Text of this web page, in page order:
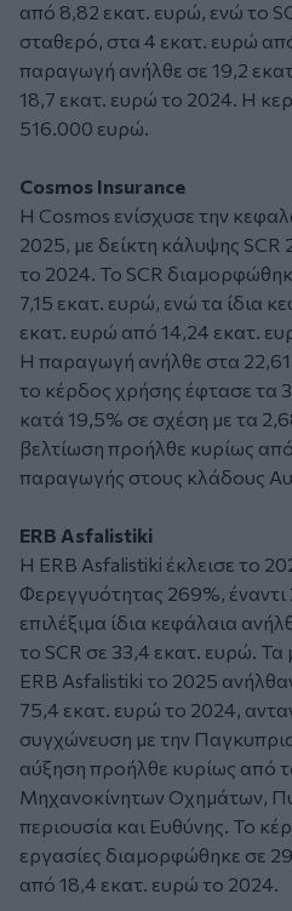
από 8,82 εκατ. ευρώ, ενώ το
σταθερό, στα 4 εκατ. ευρώ
παραγωγή ανήλθε σε 19,2
18,7 εκατ. ευρώ το 2024. Η
516.000 ευρώ.
Cosmos Insurance
Η Cosmos ενίσχυσε την
2025, με δείκτη κάλυψης SCR
το 2024. Το SCR
7,15 εκατ. ευρώ, ενώ τα ίδια
εκατ. ευρώ από 14,24 εκατ.
Η παραγωγή ανήλθε στα
το κέρδος χρήσης έφτασε τα
κατά 19,5% σε σχέση με τα
βελτίωση προήλθε κυρίως
παραγωγής στους κλάδους
ERB Asfalistiki
Η ERB Asfalistiki έκλεισε το
Φερεγγυότητας 269%,
επιλέξιμα ίδια κεφάλαια
το SCR σε 33,4 εκατ. ευρώ. Τα
ERB Asfalistiki το 2025
75,4 εκατ. ευρώ το 2024,
συγχώνευση με την
αύξηση προήλθε κυρίως από
Μηχανοκίνητων Οχημάτων,
περιουσία και Ευθύνης. Το
εργασίες διαμορφώθηκε σε
από 18,4 εκατ. ευρώ το 2024.